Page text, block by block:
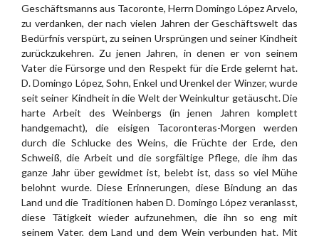
Geschäftsmanns aus Tacoronte, Herrn Domingo López Arvelo,
zu verdanken, der nach vielen Jahren der Geschäftswelt das
Bedürfnis verspürt, zu seinen Ursprüngen und seiner Kindheit
zurückzukehren. Zu jenen Jahren, in denen er von seinem
Vater die Fürsorge und den Respekt für die Erde gelernt hat.
D. Domingo López, Sohn, Enkel und Urenkel der Winzer, wurde
seit seiner Kindheit in die Welt der Weinkultur getäuscht. Die
harte Arbeit des Weinbergs (in jenen Jahren komplett
handgemacht), die eisigen Tacoronteras-Morgen werden
durch die Schlucke des Weins, die Früchte der Erde, den
Schweiß, die Arbeit und die sorgfältige Pflege, die ihm das
ganze Jahr über gewidmet ist, belebt ist, dass so viel Mühe
belohnt wurde. Diese Erinnerungen, diese Bindung an das
Land und die Traditionen haben D. Domingo López veranlasst,
diese Tätigkeit wieder aufzunehmen, die ihn so eng mit
seinem Vater, dem Land und dem Wein verbunden hat. Mit